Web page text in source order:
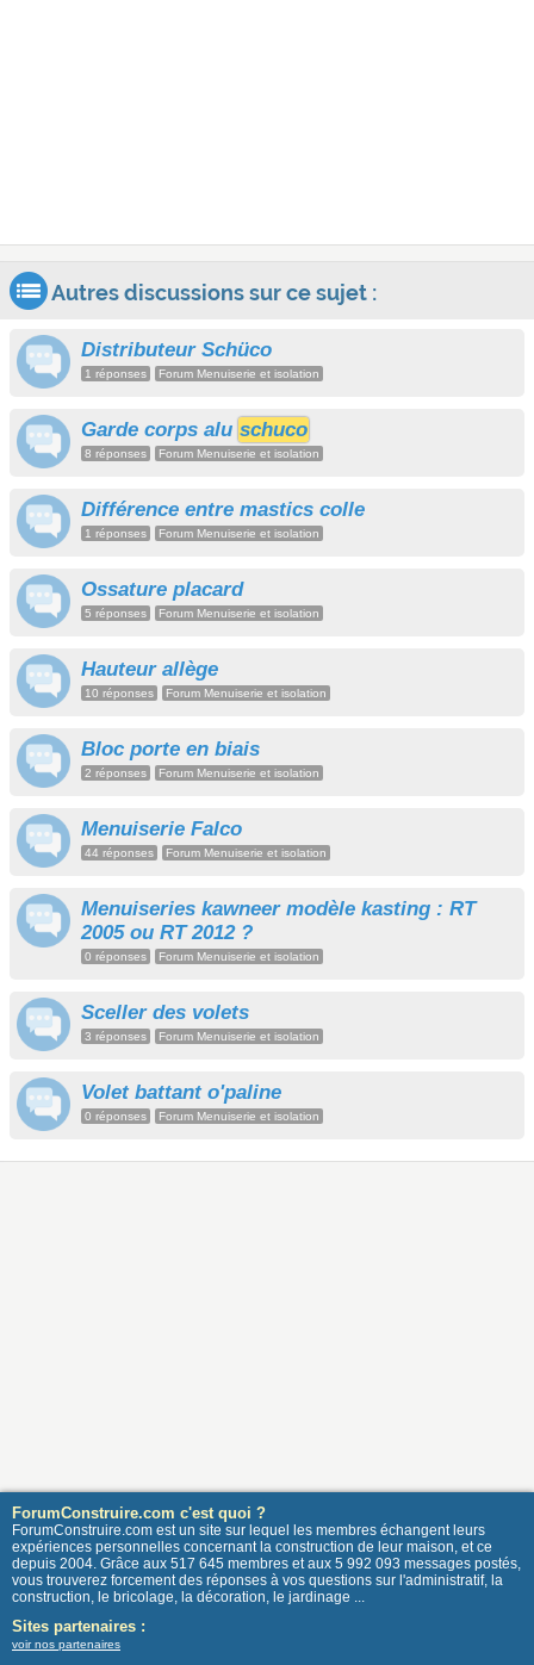
Autres discussions sur ce sujet :
Distributeur Schüco
1 réponses Forum Menuiserie et isolation
Garde corps alu schuco
8 réponses Forum Menuiserie et isolation
Différence entre mastics colle
1 réponses Forum Menuiserie et isolation
Ossature placard
5 réponses Forum Menuiserie et isolation
Hauteur allège
10 réponses Forum Menuiserie et isolation
Bloc porte en biais
2 réponses Forum Menuiserie et isolation
Menuiserie Falco
44 réponses Forum Menuiserie et isolation
Menuiseries kawneer modèle kasting : RT
2005 ou RT 2012 ?
0 réponses Forum Menuiserie et isolation
Sceller des volets
3 réponses Forum Menuiserie et isolation
Volet battant o'paline
0 réponses Forum Menuiserie et isolation
ForumConstruire.com c'est quoi ?
ForumConstruire.com est un site sur lequel les membres échangent leurs
expériences personnelles concernant la construction de leur maison, et ce
depuis 2004. Grâce aux 517 645 membres et aux 5 992 093 messages postés,
vous trouverez forcement des réponses à vos questions sur l'administratif, la
construction, le bricolage, la décoration, le jardinage ...
Sites partenaires :
voir nos partenaires